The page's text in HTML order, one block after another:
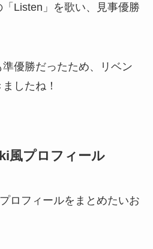
Listen」を歌い、見事優勝
優勝だったため、リベン
したね！
風プロフィール
ロフィールをまとめたいお